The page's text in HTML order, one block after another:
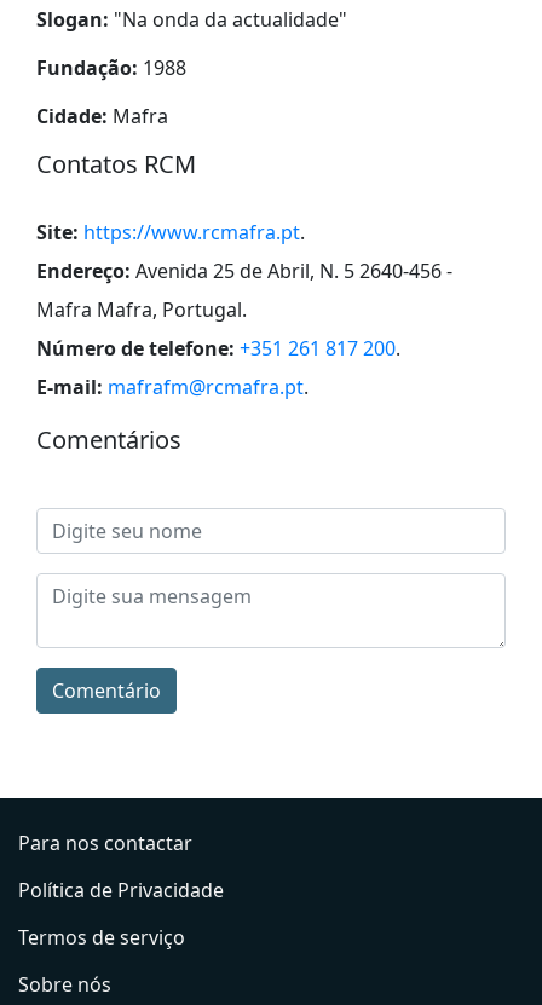
Slogan: "Na onda da actualidade"
Fundação: 1988
Cidade: Mafra
Contatos RCM
Site: https://www.rcmafra.pt.
Endereço: Avenida 25 de Abril, N. 5 2640-456 -
Mafra Mafra, Portugal.
Número de telefone: +351 261 817 200.
E-mail: mafrafm@rcmafra.pt.
Comentários
Comentário
Para nos contactar
Política de Privacidade
Termos de serviço
Sobre nós